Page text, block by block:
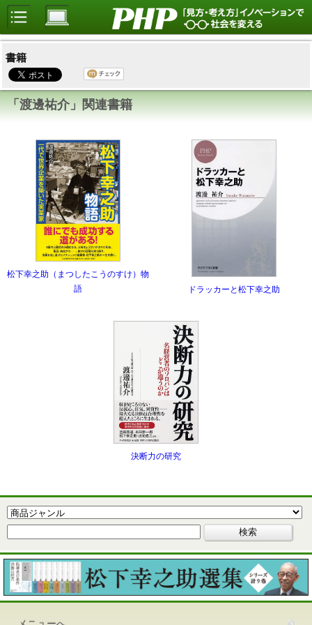
書籍
「渡邊祐介」関連書籍
松下幸之助（まつしたこうのすけ）物
語
ドラッカーと松下幸之助
決断力の研究